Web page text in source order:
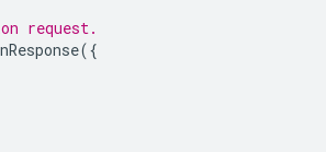
request.
({